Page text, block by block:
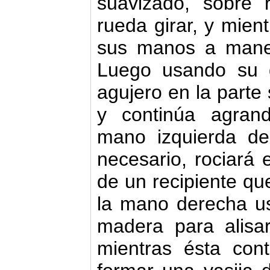
rueda girar, y
sus manos a
Luego usando
agujero en la parte
y continúa
mano izquierda
necesario, rociará
de un recipiente
la mano derecha
madera para
mientras ésta